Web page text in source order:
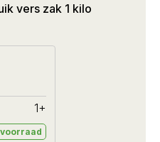
vers zak 1 kilo
1+
voorraad